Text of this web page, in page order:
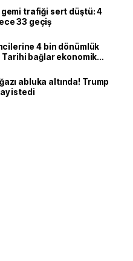
gemi trafiği sert düştü: 4
33 geçiş
4 bin dönümlük
Tarihi bağlar ekonomik
abluka altında! Trump
istedi